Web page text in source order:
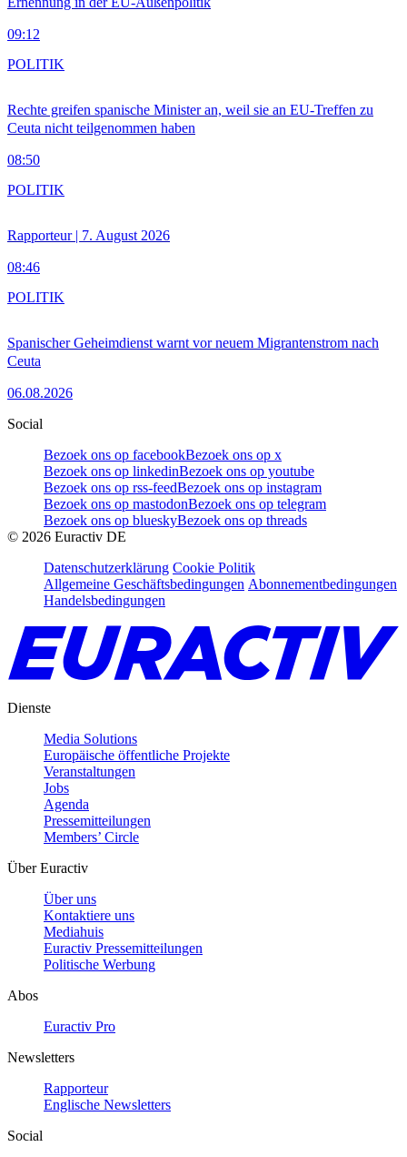
09:12
Rechte greifen spanische Minister an, weil sie an EU-Treffen zu
Ceuta nicht teilgenommen haben
08:50
POLITIK
Rapporteur | 7. August 2026
08:46
POLITIK
Spanischer Geheimdienst warnt vor neuem Migrantenstrom nach
Ceuta
06.08.2026
POLITIK
Social
Bezoek ons op facebookBezoek ons op x
Bezoek ons op linkedinBezoek ons op youtube
Bezoek ons op rss-feedBezoek ons op instagram
Bezoek ons op mastodonBezoek ons op telegram
Bezoek ons op blueskyBezoek ons op threads
© 2026 Euractiv DE
Datenschutzerklärung Cookie Politik
Allgemeine Geschäftsbedingungen Abonnementbedingungen
Handelsbedingungen
Dienste
Media Solutions
Europäische öffentliche Projekte
Veranstaltungen
Jobs
Agenda
Pressemitteilungen
Members’ Circle
Über Euractiv
Über uns
Kontaktiere uns
Mediahuis
Euractiv Pressemitteilungen
Politische Werbung
Abos
Euractiv Pro
Newsletters
Rapporteur
Englische Newsletters
Social